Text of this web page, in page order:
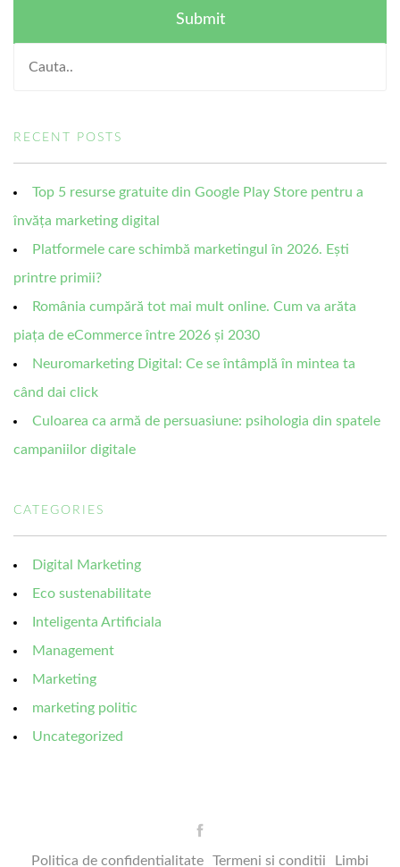
RECENT POSTS
Top 5 resurse gratuite din Google Play Store pentru a
învăța marketing digital
Platformele care schimbă marketingul în 2026. Ești
printre primii?
România cumpără tot mai mult online. Cum va arăta
piața de eCommerce între 2026 și 2030
Neuromarketing Digital: Ce se întâmplă în mintea ta
când dai click
Culoarea ca armă de persuasiune: psihologia din spatele
campaniilor digitale
CATEGORIES
Digital Marketing
Eco sustenabilitate
Inteligenta Artificiala
Management
Marketing
marketing politic
Uncategorized
Politica de confidentialitate Termeni si conditii Limbi